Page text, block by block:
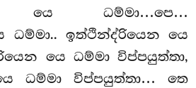
යෙ ධම්මා…පෙ…
ධම්මා.. ඉත්ථින්ද්රියෙන යෙ
යෙ ධම්මා විප්පයුත්තා,
ධම්මා විප්පයුත්තා… තෙ